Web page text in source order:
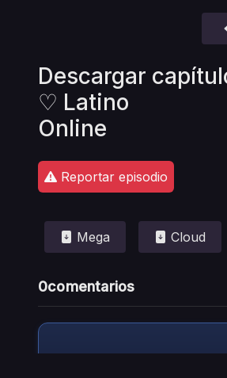
Descargar
♡ Latino
Online
Reportar episodio
Mega Cloud
0comentarios